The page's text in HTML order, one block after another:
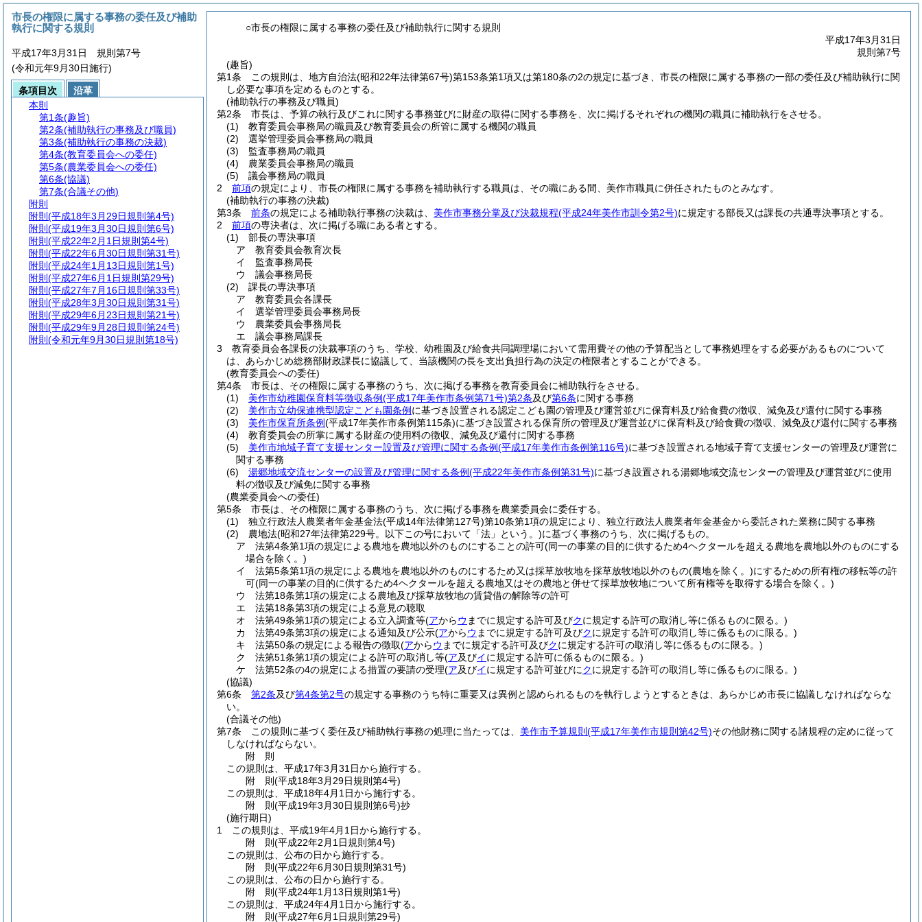
○市長の権限に属する事務の委任及び補助執行に関する規則
平成17年3月31日
規則第7号
(趣旨)
第1条
この規則は、地方自治法(昭和22年法律第67号)第153条第1項又は第180条の2の規定に基づき、市長の権限に属する事務の一部の委任及び補助執行に関
し必要な事項を定めるものとする。
(補助執行の事務及び職員)
第2条
市長は、予算の執行及びこれに関する事務並びに財産の取得に関する事務を、次に掲げるそれぞれの機関の職員に補助執行をさせる。
(1)
教育委員会事務局の職員及び教育委員会の所管に属する機関の職員
(2)
選挙管理委員会事務局の職員
(3)
監査事務局の職員
(4)
農業委員会事務局の職員
(5)
議会事務局の職員
2
前項の規定により、市長の権限に属する事務を補助執行する職員は、その職にある間、美作市職員に併任されたものとみなす。
(補助執行の事務の決裁)
第3条
前条の規定による補助執行事務の決裁は、 美作市事務分掌及び決裁規程(平成24年美作市訓令第2号)に規定する部長又は課長の共通専決事項とする。
2
前項の専決者は、次に掲げる職にある者とする。
(1)
部長の専決事項
ア
教育委員会教育次長
イ
監査事務局長
ウ
議会事務局長
(2)
課長の専決事項
ア
教育委員会各課長
イ
選挙管理委員会事務局長
ウ
農業委員会事務局長
エ
議会事務局課長
3
教育委員会各課長の決裁事項のうち、学校、幼稚園及び給食共同調理場において需用費その他の予算配当として事務処理をする必要があるものについて
は、あらかじめ総務部財政課長に協議して、当該機関の長を支出負担行為の決定の権限者とすることができる。
(教育委員会への委任)
第4条
市長は、その権限に属する事務のうち、次に掲げる事務を教育委員会に補助執行をさせる。
(1)
美作市幼稚園保育料等徴収条例(平成17年美作市条例第71号)第2条及び第6条に関する事務
(2)
美作市立幼保連携型認定こども園条例 に基づき設置される認定こども園の管理及び運営並びに保育料及び給食費の徴収、減免及び還付に関する事務
(3)
美作市保育所条例(平成17年美作市条例第115条)に基づき設置される保育所の管理及び運営並びに保育料及び給食費の徴収、減免及び還付に関する事務
(4)
教育委員会の所掌に属する財産の使用料の徴収、減免及び還付に関する事務
(5)
美作市地域子育て支援センター設置及び管理に関する条例(平成17年美作市条例第116号)に基づき設置される地域子育て支援センターの管理及び運営に
関する事務
(6)
湯郷地域交流センターの設置及び管理に関する条例(平成22年美作市条例第31号)に基づき設置される湯郷地域交流センターの管理及び運営並びに使用
料の徴収及び減免に関する事務
(農業委員会への委任)
第5条
市長は、その権限に属する事務のうち、次に掲げる事務を農業委員会に委任する。
(1)
独立行政法人農業者年金基金法(平成14年法律第127号)第10条第1項の規定により、独立行政法人農業者年金基金から委託された業務に関する事務
(2)
農地法(昭和27年法律第229号。以下この号において「法」という。)に基づく事務のうち、次に掲げるもの。
ア
法第4条第1項の規定による農地を農地以外のものにすることの許可(同一の事業の目的に供するため4ヘクタールを超える農地を農地以外のものにする
場合を除く。)
イ
法第5条第1項の規定による農地を農地以外のものにするため又は採草放牧地を採草放牧地以外のもの(農地を除く。)にするための所有権の移転等の許
可(同一の事業の目的に供するため4ヘクタールを超える農地又はその農地と併せて採草放牧地について所有権等を取得する場合を除く。)
ウ
法第18条第1項の規定による農地及び採草放牧地の賃貸借の解除等の許可
エ
法第18条第3項の規定による意見の聴取
オ
法第49条第1項の規定による立入調査等(アからウ までに規定する許可及びクに規定する許可の取消し等に係るものに限る。)
カ
法第49条第3項の規定による通知及び公示(アからウ までに規定する許可及びクに規定する許可の取消し等に係るものに限る。)
キ
法第50条の規定による報告の徴取(アからウ までに規定する許可及びクに規定する許可の取消し等に係るものに限る。)
ク
法第51条第1項の規定による許可の取消し等(ア及びイに規定する許可に係るものに限る。)
ケ
法第52条の4の規定による措置の要請の受理(ア及びイに規定する許可並びにクに規定する許可の取消し等に係るものに限る。)
(協議)
第6条
第2条及び第4条第2号の規定する事務のうち特に重要又は異例と認められるものを執行しようとするときは、あらかじめ市長に協議しなければならな
い。
(合議その他)
第7条
この規則に基づく委任及び補助執行事務の処理に当たっては、 美作市予算規則 (平成17年美作市規則第42号)その他財務に関する諸規程の定めに従って
しなければならない。
附 則
この規則は、平成17年3月31日から施行する。
附 則(平成18年3月29日規則第4号)
この規則は、平成18年4月1日から施行する。
附 則(平成19年3月30日規則第6号)抄
(施行期日)
1
この規則は、平成19年4月1日から施行する。
附 則(平成22年2月1日規則第4号)
この規則は、公布の日から施行する。
附 則(平成22年6月30日規則第31号)
この規則は、公布の日から施行する。
附 則(平成24年1月13日規則第1号)
この規則は、平成24年4月1日から施行する。
附 則(平成27年6月1日規則第29号)
市長の権限に属する事務の委任及び補助
執行に関する規則
平成17年3月31日 規則第7号
(令和元年9月30日施行)
条項目次
沿革
本則
第1条(趣旨)
第2条(補助執行の事務及び職員)
第3条(補助執行の事務の決裁)
第4条(教育委員会への委任)
第5条(農業委員会への委任)
第6条(協議)
第7条(合議その他)
附則
附則 (平成18年3月29日規則第4号)
附則 (平成19年3月30日規則第6号)
附則 (平成22年2月1日規則第4号)
附則 (平成22年6月30日規則第31号)
附則 (平成24年1月13日規則第1号)
附則 (平成27年6月1日規則第29号)
附則 (平成27年7月16日規則第33号)
附則 (平成28年3月30日規則第31号)
附則 (平成29年6月23日規則第21号)
附則 (平成29年9月28日規則第24号)
附則 (令和元年9月30日規則第18号)